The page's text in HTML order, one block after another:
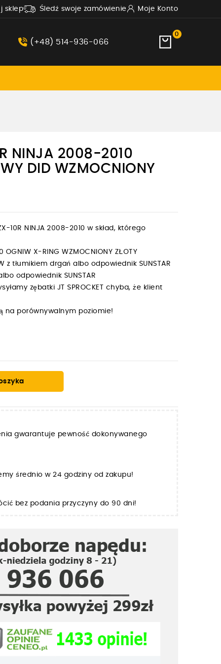
sklep Śledź swoje zamówienie Moje Konto
(+48) 514-936-066
0
NINJA 2008-2010
DID WZMOCNIONY
10R NINJA 2008-2010 w skład, którego
X-RING WZMOCNIONY ZŁOTY
z tłumikiem drgań albo odpowiednik SUNSTAR
odpowiednik SUNSTAR
zębatki JT SPROCKET chyba, że klient
na porównywalnym poziomie!
gwarantuje pewność dokonywanego
średnio w 24 godziny od zakupu!
bez podania przyczyny do 90 dni!